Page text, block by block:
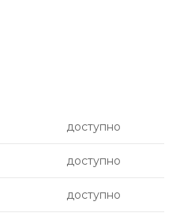
доступно
доступно
доступно